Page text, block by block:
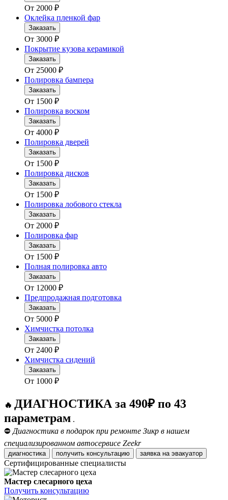
От 2000 ₽
Оклейка пленкой фар
Заказать
От 3000 ₽
Покрытие кузова керамикой
Заказать
От 25000 ₽
Полировка бампера
Заказать
От 1500 ₽
Полировка воском
Заказать
От 4000 ₽
Полировка дверей
Заказать
От 1500 ₽
Полировка дисков
Заказать
От 1500 ₽
Полировка лобового стекла
Заказать
От 2000 ₽
Полировка фар
Заказать
От 1500 ₽
Полная полировка авто
Заказать
От 12000 ₽
Предпродажная подготовка
Заказать
От 5000 ₽
Химчистка потолка
Заказать
От 2400 ₽
Химчистка сидений
Заказать
От 1000 ₽
🔥 ДИАГНОСТИКА за 490₽ по 43
параметрам .
⛔ Диагностика в подарок при ремонте Зикр в нашем
специализированном автосервисе Zeekr
диагностика получить консультацию заявка на эвакуатор
Сертифицированные специалисты
Мастер слесарного цеха
Получить консультацию